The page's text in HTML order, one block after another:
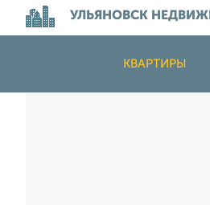
УЛЬЯНОВСК
КВАРТИРЫ